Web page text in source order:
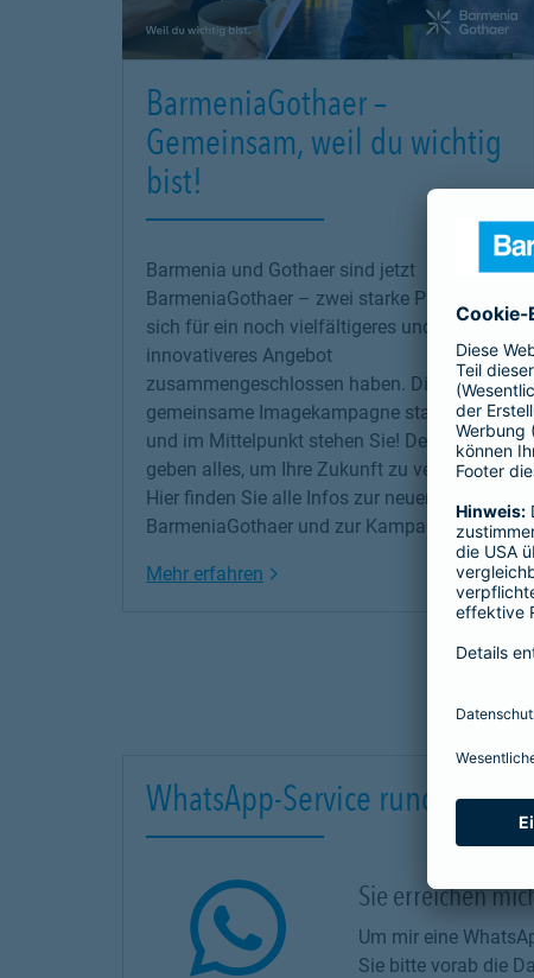
BarmeniaGothaer –
Gemeinsam, weil du wichtig
bist!
Barmenia und Gothaer sind jetzt
BarmeniaGothaer – zwei starke Partner, die
sich für ein noch vielfältigeres und
innovativeres Angebot
zusammengeschlossen haben. Die erste
gemeinsame Imagekampagne startet jetzt –
und im Mittelpunkt stehen Sie! Denn wir
geben alles, um Ihre Zukunft zu versichern!
Hier finden Sie alle Infos zur neuen
BarmeniaGothaer und zur Kampagne.
Mehr erfahren Link Opens in New Tab
WhatsApp-Service rund um
Sie erreichen
Um mir eine
Sie bitte vorab die